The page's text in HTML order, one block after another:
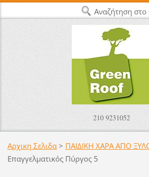
210 9231052
Αρχικη Σελιδα > ΠΑΙΔΙΚΗ ΧΑΡΑ ΑΠΟ
Επαγγελματικός Πύργος 5
Αναζήτηση στο